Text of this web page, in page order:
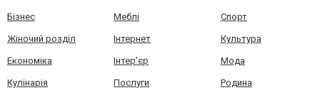
Бізнес Меблі Спорт
Жіночий розділ Інтернет Культура
Економіка Інтер'єр Мода
Кулінарія Послуги Родина